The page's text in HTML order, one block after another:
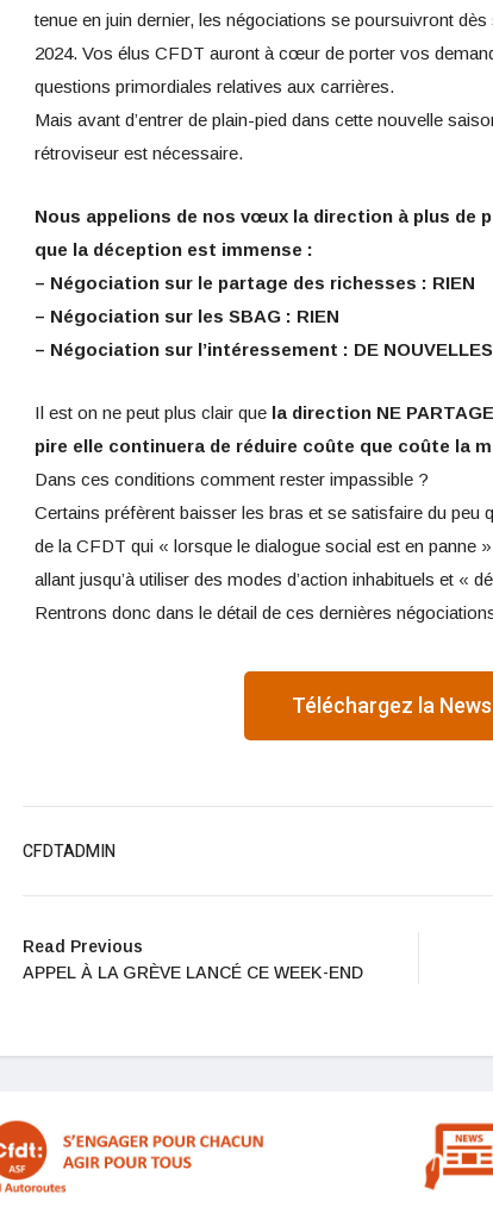
tenue en juin dernier, les négociations se poursuivront dès
2024. Vos élus CFDT auront à cœur de porter vos
questions primordiales relatives aux carrières.
Mais avant d’entrer de plain-pied dans cette nouvelle
rétroviseur est nécessaire.
Nous appelions de nos vœux la direction à plus de
que la déception est immense :
– Négociation sur le partage des richesses : RIEN
– Négociation sur les SBAG : RIEN
– Négociation sur l’intéressement : DE NOUVELLES
Il est on ne peut plus clair que la direction NE
pire elle continuera de réduire coûte que coûte la
Dans ces conditions comment rester impassible ?
Certains préfèrent baisser les bras et se satisfaire du peu
de la CFDT qui « lorsque le dialogue social est en panne
allant jusqu’à utiliser des modes d’action inhabituels et «
Rentrons donc dans le détail de ces dernières
Téléchargez la
CFDTADMIN
Read Previous
APPEL À LA GRÈVE LANCÉ CE WEEK-END